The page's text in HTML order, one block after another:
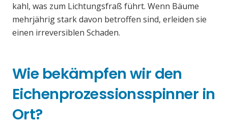
kahl, was zum Lichtungsfraß führt. Wenn Bäume
mehrjährig stark davon betroffen sind, erleiden sie
einen irreversiblen Schaden.
Wie bekämpfen wir den
Eichenprozessionsspinner in
Ort?